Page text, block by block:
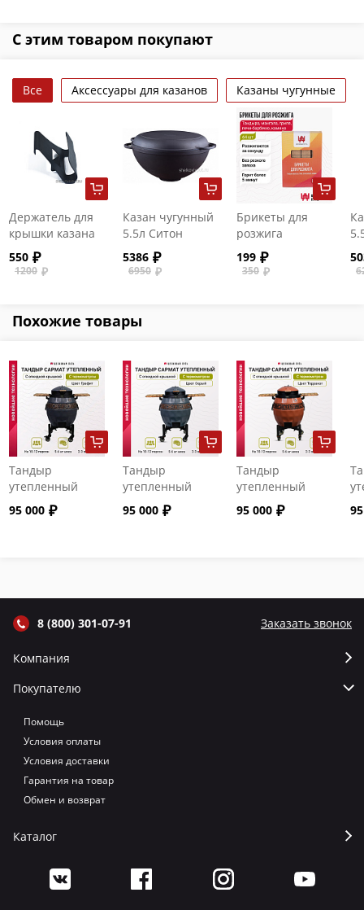
С этим товаром покупают
Все Аксессуары для казанов Казаны чугунные
Держатель для
крышки казана
(подходит для
печей и очагов
"Стандарт")
550
1200
Казан чугунный
5.5л Ситон
(плоское дно) с
крышкой-
5386
6950
Брикеты для
розжига
199
350
Похожие товары
Тандыр
утепленный
"Сармат" с
откидной
95 000
Тандыр
утепленный
"Сармат" с
откидной
95 000
Тандыр
утепленный
"Сармат" с
откидной
95 000
8 (800) 301-07-91 Заказать звонок
Компания
Покупателю
Помощь
Условия оплаты
Условия доставки
Гарантия на товар
Обмен и возврат
Каталог